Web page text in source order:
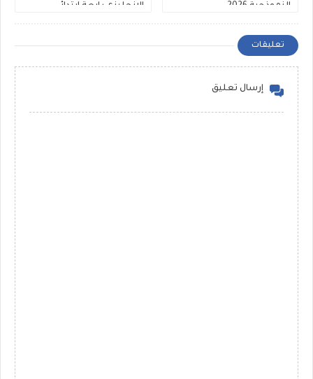
النموذجية 2026
الانجليزى رابعة ابتدائي
تعليقات
إرسال تعليق